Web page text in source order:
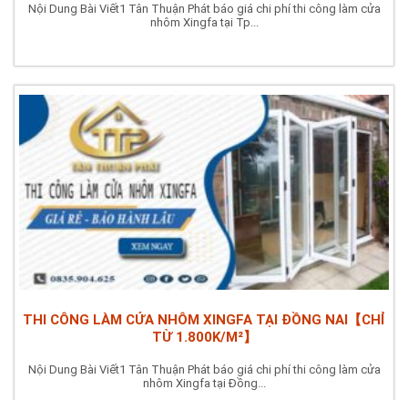
Nội Dung Bài Viết1 Tân Thuận Phát báo giá chi phí thi công làm cửa
nhôm Xingfa tại Tp...
THI CÔNG LÀM CỬA NHÔM XINGFA TẠI ĐỒNG NAI【CHỈ
TỪ 1.800K/M²】
Nội Dung Bài Viết1 Tân Thuận Phát báo giá chi phí thi công làm cửa
nhôm Xingfa tại Đồng...